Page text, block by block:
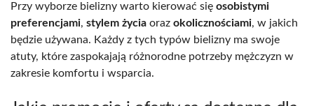
Przy wyborze bielizny warto kierować się osobistymi
preferencjami, stylem życia oraz okolicznościami, w jakich
będzie używana. Każdy z tych typów bielizny ma swoje
atuty, które zaspokajają różnorodne potrzeby mężczyzn w
zakresie komfortu i wsparcia.